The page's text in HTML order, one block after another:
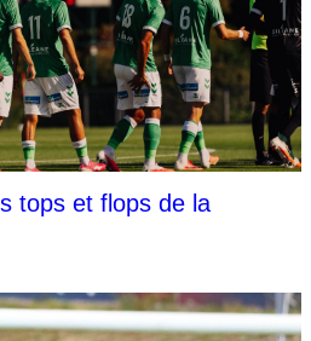
tops et flops de la